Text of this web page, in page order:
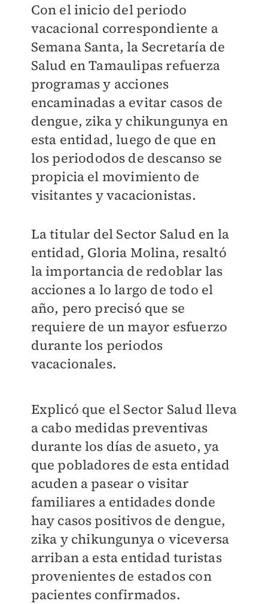
Con el inicio del periodo
vacacional correspondiente a
Semana Santa, la Secretaría de
Salud en Tamaulipas refuerza
programas y acciones
encaminadas a evitar casos de
dengue, zika y chikungunya en
esta entidad, luego de que en
los periododos de descanso se
propicia el movimiento de
visitantes y vacacionistas.
La titular del Sector Salud en la
entidad, Gloria Molina, resaltó
la importancia de redoblar las
acciones a lo largo de todo el
año, pero precisó que se
requiere de un mayor esfuerzo
durante los periodos
vacacionales.
Explicó que el Sector Salud lleva
a cabo medidas preventivas
durante los días de asueto, ya
que pobladores de esta entidad
acuden a pasear o visitar
familiares a entidades donde
hay casos positivos de dengue,
zika y chikungunya o viceversa
arriban a esta entidad turistas
provenientes de estados con
pacientes confirmados.